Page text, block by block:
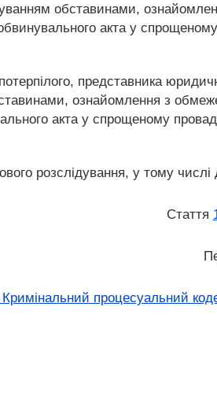
обставинами,
акта у
представника
ознайомлення з
акта у спрощеному
розслідування, у тому
Стаття
процесуальний